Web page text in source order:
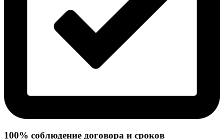
100% соблюдение договора и сроков